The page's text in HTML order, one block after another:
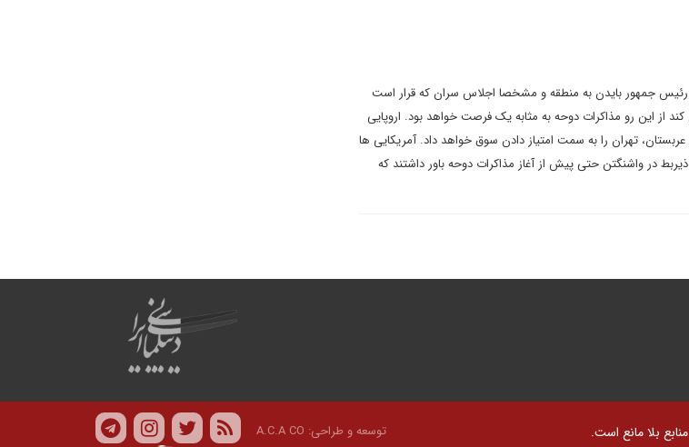
رئیس جمهور بایدن به منطقه و مشخصا اجلاس سران که قرار است
از این رو مذاکرات دوحه به مثابه یک فرصت خواهد بود. اروپایی
تهران را به سمت امتیاز دادن سوق خواهد داد. آمریکایی ها
در واشنگتن حتی پیش از آغاز مذاکرات دوحه باور داشتند که
بلا مانع است. توسعه و طراحی: A.C.A CO